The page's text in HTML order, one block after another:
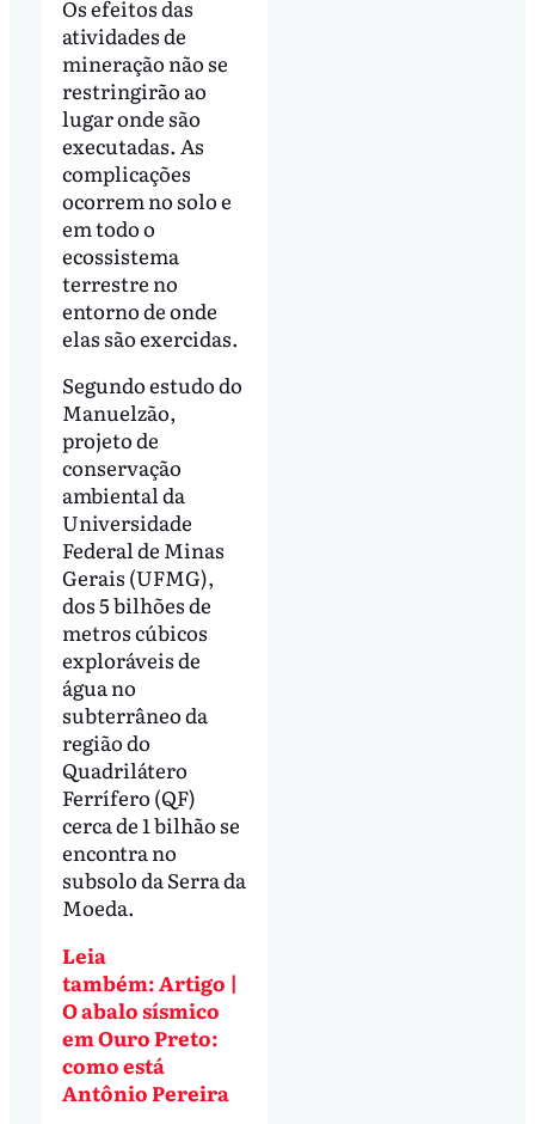
Os efeitos das
atividades de
mineração não se
restringirão ao
lugar onde são
executadas. As
complicações
ocorrem no solo e
em todo o
ecossistema
terrestre no
entorno de onde
elas são exercidas.
Segundo estudo do
Manuelzão,
projeto de
conservação
ambiental da
Universidade
Federal de Minas
Gerais (UFMG),
dos 5 bilhões de
metros cúbicos
exploráveis de
água no
subterrâneo da
região do
Quadrilátero
Ferrífero (QF)
cerca de 1 bilhão se
encontra no
subsolo da Serra da
Moeda.
Leia
também: Artigo |
O abalo sísmico
em Ouro Preto:
como está
Antônio Pereira